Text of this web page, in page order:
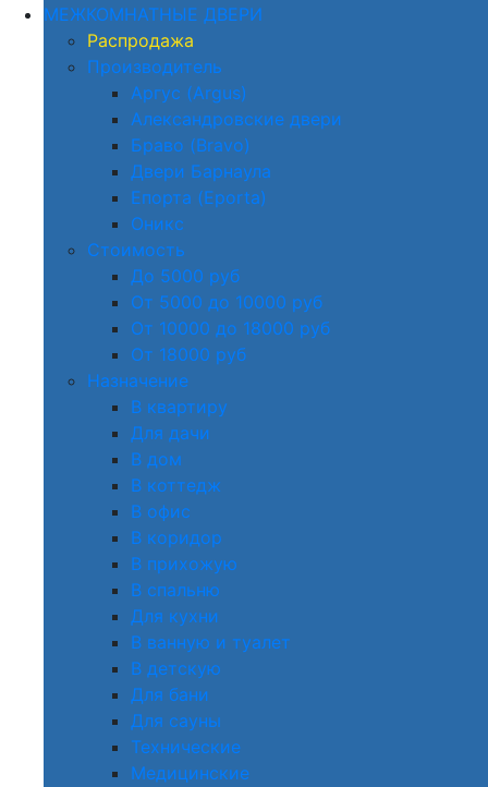
МЕЖКОМНАТНЫЕ ДВЕРИ
Распродажа
Производитель
Аргус (Argus)
Александровские двери
Браво (Bravo)
Двери Барнаула
Епорта (Eporta)
Оникс
Стоимость
До 5000 руб
От 5000 до 10000 руб
От 10000 до 18000 руб
От 18000 руб
Назначение
В квартиру
Для дачи
В дом
В коттедж
В офис
В коридор
В прихожую
В спальню
Для кухни
В ванную и туалет
В детскую
Для бани
Для сауны
Технические
Медицинские